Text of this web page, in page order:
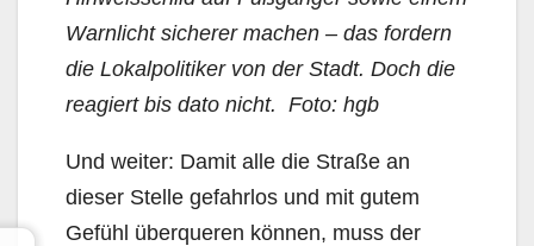
Warnlicht sicherer machen – das fordern
die Lokalpolitiker von der Stadt. Doch die
reagiert bis dato nicht. Foto: hgb
Und weiter: Damit alle die Straße an
dieser Stelle gefahrlos und mit gutem
Gefühl überqueren kön­nen, muss der